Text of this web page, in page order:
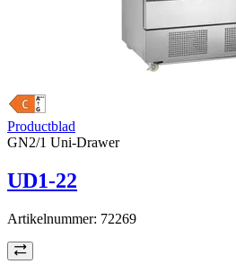
Productblad
GN2/1 Uni-Drawer
UD1-22
Artikelnummer: 72269